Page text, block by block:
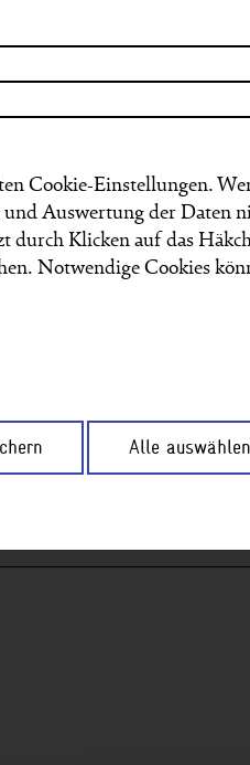
anzupassen – mit
landwirtschaft-und-
lernen
der GIZ Organisationen
Transformation
durch-austausch-
in Ghana
Umwelt- und
index.html
Cookie-Einstellungen.
Auswertung der Daten
durch Klicken auf das
Notwendige Cookies
Alle auswählen